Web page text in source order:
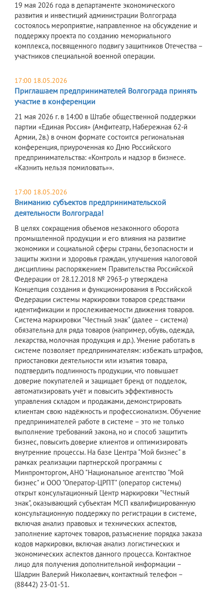
19 мая 2026 года в департаменте экономического
развития и инвестиций администрации Волгограда
состоялось мероприятие, направленное на обсуждение и
поддержку проекта по созданию мемориального
комплекса, посвященного подвигу защитников Отечества –
участников специальной военной операции.
17:00 18.05.2026
Приглашаем предпринимателей Волгограда принять
участие в конференции
21 мая 2026 г. в 14:00 в Штабе общественной поддержки
партии «Единая Россия» (Амфитеатр, Набережная 62-й
Армии, 2в.) в очном формате состоится региональная
конференция, приуроченная ко Дню Российского
предпринимательства: «Контроль и надзор в бизнесе.
«Казнить нельзя помиловать»».
17:00 18.05.2026
Вниманию субъектов предпринимательской
деятельности Волгограда!
В целях сокращения объемов незаконного оборота
промышленной продукции и его влияния на развитие
экономики и социальной сферы страны, безопасности и
защиты жизни и здоровья граждан, улучшения налоговой
дисциплины распоряжением Правительства Российской
Федерации от 28.12.2018 № 2963-р утверждена
Концепция создания и функционирования в Российской
Федерации системы маркировки товаров средствами
идентификации и прослеживаемости движения товаров.
Система маркировки "Честный знак" (далее – система)
обязательна для ряда товаров (например, обувь, одежда,
лекарства, молочная продукция и др.). Умение работать в
системе позволяет предпринимателям: избежать штрафов,
приостановки деятельности или изъятия товара,
подтвердить подлинность продукции, что повышает
доверие покупателей и защищает бренд от подделок,
автоматизировать учёт и повысить эффективность
управления складом и продажами, демонстрировать
клиентам свою надёжность и профессионализм. Обучение
предпринимателей работе в системе – это не только
выполнение требований закона, но и способ защитить
бизнес, повысить доверие клиентов и оптимизировать
внутренние процессы. На базе Центра "Мой бизнес" в
рамках реализации партнерской программы с
Минпромторгом, АНО "Национальное агентство "Мой
бизнес" и ООО "Оператор-ЦРПТ" (оператор системы)
открыт консультационный Центр маркировки "Честный
знак", оказывающий субъектам МСП квалифицированную
консультационную поддержку по регистрации в системе,
включая анализ правовых и технических аспектов,
заполнение карточек товаров, разъяснение порядка заказа
кодов маркировки, включая анализ логистических и
экономических аспектов данного процесса. Контактное
лицо для получения дополнительной информации –
Шадрин Валерий Николаевич, контактный телефон –
(88442) 23-01-51.